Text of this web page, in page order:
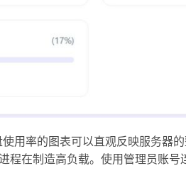
用率的图表可以直观反映服务器
程在制造高负载。使用管理员账